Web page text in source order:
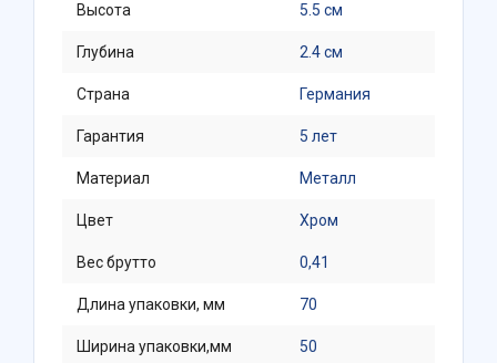
Высота 5.5 см
Глубина 2.4 см
Страна Германия
Гарантия 5 лет
Материал Металл
Цвет Хром
Вес брутто 0,41
Длина упаковки, мм 70
Ширина упаковки,мм 50